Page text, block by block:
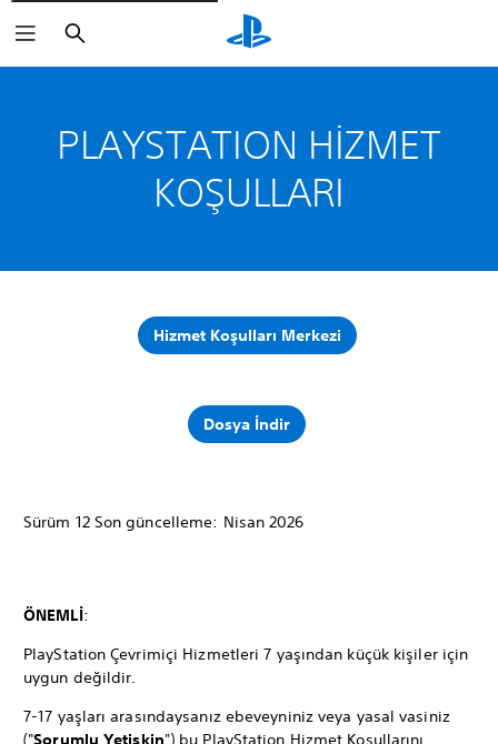
Arama
PLAYSTATION HİZMET
KOŞULLARI
Hizmet Koşulları Merkezi
Dosya İndir
Sürüm 12 Son güncelleme: Nisan 2026
ÖNEMLİ:
PlayStation Çevrimiçi Hizmetleri 7 yaşından küçük kişiler için
uygun değildir.
7-17 yaşları arasındaysanız ebeveyniniz veya yasal vasiniz
("Sorumlu Yetişkin") bu PlayStation Hizmet Koşullarını